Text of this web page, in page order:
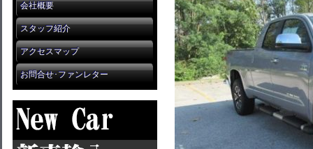
会社概要
スタッフ紹介
アクセスマップ
お問合せ･ファンレター